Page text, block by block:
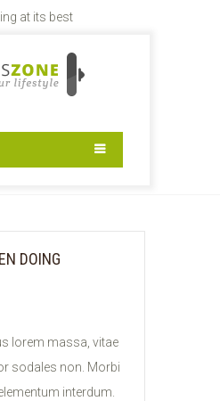
at its best
WITHOUT
Col Without Sidebar
DOING
lorem massa, vitae
sodales non. Morbi
interdum.